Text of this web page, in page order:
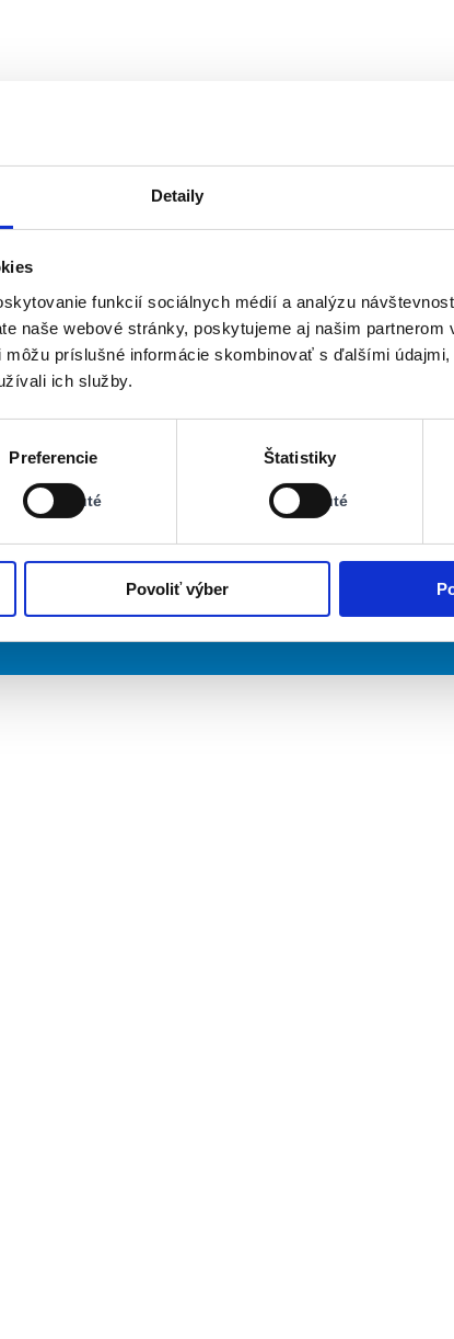
Detaily
funkcií sociálnych médií a analýzu
naše webové stránky, poskytujeme aj našim partnerom
príslušné informácie skombinovať s ďalšími
ich služby.
Preferencie
Vypnuté
Stav:
Vypnuté
Štatistiky
Vypnuté
Stav:
Vypnuté
Povoliť výber